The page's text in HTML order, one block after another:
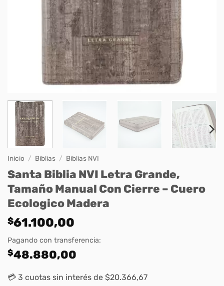
Inicio / Biblias / Biblias NVI
Santa Biblia NVI Letra Grande,
Tamaño Manual Con Cierre – Cuero
Ecologico Madera
$61.100,00
Pagando con transferencia:
$48.880,00
💳 3 cuotas sin interés de $20.366,67